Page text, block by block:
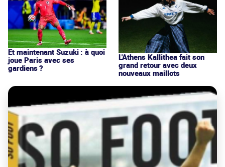
Et maintenant Suzuki : à quoi
joue Paris avec ses
gardiens ?
L'Athens Kallithea fait son
grand retour avec deux
nouveaux maillots